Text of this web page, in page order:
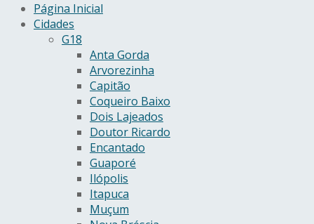
Página Inicial
Cidades
G18
Anta Gorda
Arvorezinha
Capitão
Coqueiro Baixo
Dois Lajeados
Doutor Ricardo
Encantado
Guaporé
Ilópolis
Itapuca
Muçum